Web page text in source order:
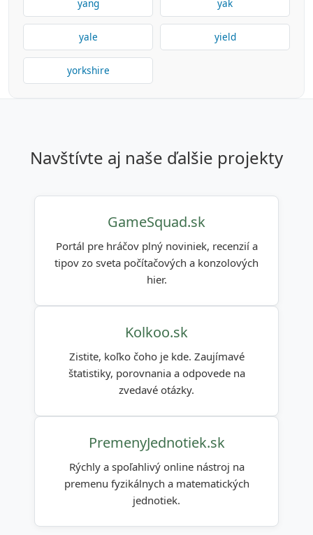
yang yak
yale yield
yorkshire
navštívte aj naše ďalšie projekty
GameSquad.sk
Portál pre hráčov plný noviniek, recenzií a
tipov zo sveta počítačových a konzolových
hier.
Kolkoo.sk
Zistite, koľko čoho je kde. Zaujímavé
štatistiky, porovnania a odpovede na
zvedavé otázky.
PremenyJednotiek.sk
Rýchly a spoľahlivý online nástroj na
premenu fyzikálnych a matematických
jednotiek.